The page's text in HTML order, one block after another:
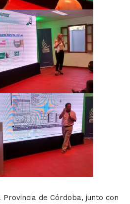
de Córdoba, junto con